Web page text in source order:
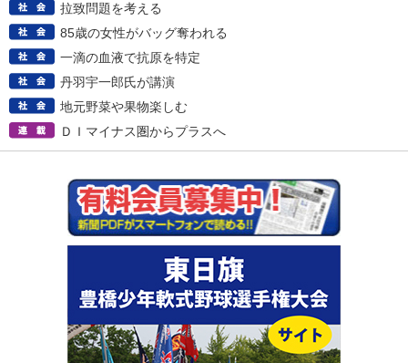
拉致問題を考える
85歳の女性がバッグ奪われる
一滴の血液で抗原を特定
丹羽宇一郎氏が講演
地元野菜や果物楽しむ
ＤＩマイナス圏からプラスへ